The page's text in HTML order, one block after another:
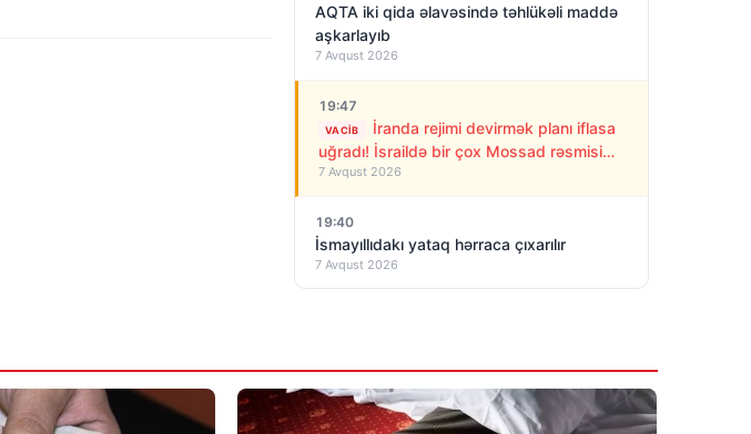
AQTA iki qida əlavəsində təhlükəli maddə
aşkarlayıb
7 Avqust 2026
19:47
VACIB
İranda rejimi devirmək planı iflasa
uğradı! İsraildə bir çox Mossad rəsmisi
işdən çıxarıldı
7 Avqust 2026
19:40
İsmayıllıdakı yataq hərraca çıxarılır
7 Avqust 2026